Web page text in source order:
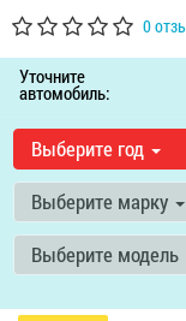
0
Уточните
автомобиль:
Выберите год
Выберите марку
Выберите модель